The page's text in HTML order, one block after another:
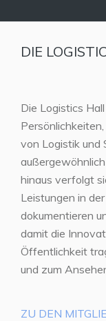
DIE
Die Logistics
von Logistik und
hinaus verfolgt
Leistungen in
dokumentieren
damit die
Öffentlichkeit
und zum
ZU DEN